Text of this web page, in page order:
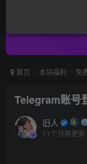
首页 本站福利 免
Telegram账号
旧人
11个月前更新